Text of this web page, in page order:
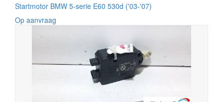
Startmotor BMW 5-serie E60 530d ('03-'07)
Op aanvraag